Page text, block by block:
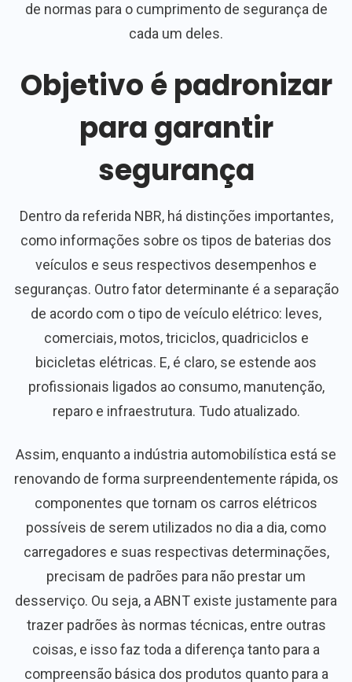
de normas para o cumprimento de segurança de
cada um deles.
Objetivo é padronizar
para garantir
segurança
Dentro da referida NBR, há distinções importantes,
como informações sobre os tipos de baterias dos
veículos e seus respectivos desempenhos e
seguranças. Outro fator determinante é a separação
de acordo com o tipo de veículo elétrico: leves,
comerciais, motos, triciclos, quadriciclos e
bicicletas elétricas. E, é claro, se estende aos
profissionais ligados ao consumo, manutenção,
reparo e infraestrutura. Tudo atualizado.
Assim, enquanto a indústria automobilística está se
renovando de forma surpreendentemente rápida, os
componentes que tornam os carros elétricos
possíveis de serem utilizados no dia a dia, como
carregadores e suas respectivas determinações,
precisam de padrões para não prestar um
desserviço. Ou seja, a ABNT existe justamente para
trazer padrões às normas técnicas, entre outras
coisas, e isso faz toda a diferença tanto para a
compreensão básica dos produtos quanto para a